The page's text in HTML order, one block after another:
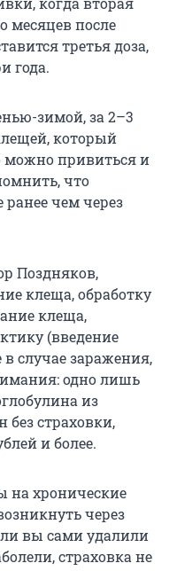
месяцев после
третья доза,
года.
зимой, за 2–3
который
привиться и
что
чем через
Поздняков,
клеща, обработку
клеща,
(введение
случае заражения,
одно лишь
из
без страховки,
и более.
на хронические
через
вы сами удалили
страховка не